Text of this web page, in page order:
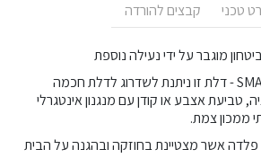
טכני קבצים להורדה
מוגבר על ידי נעילה נוספת
- דלת זו ניתנת לשדרוג לדלת חכמה
טביעת אצבע או קודן עם מנגנון אינטגרלי
ממכון צמת.
פלדה אשר מצטיינת בחוזקה ובהגנה על הבית